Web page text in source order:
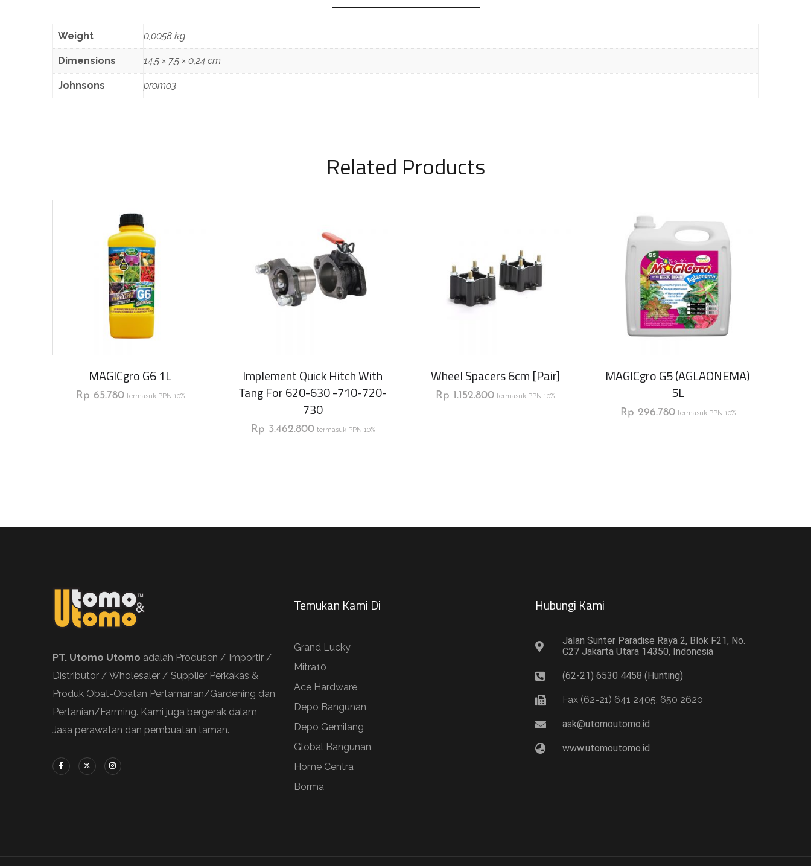
Weight 0,0058 kg
Dimensions 14,5 × 7,5 × 0,24 cm
Johnsons promo3
Related Products
MAGICgro G6 1L
Rp 65.780 termasuk PPN 10%
Implement Quick Hitch With
Tang For 620-630 -710-720-
730
Rp 3.462.800 termasuk PPN 10%
Wheel Spacers 6cm [pair]
Rp 1.152.800 termasuk PPN 10%
MAGICgro G5 (AGLAONEMA)
5L
Rp 296.780 termasuk PPN 10%
PT. Utomo Utomo adalah Produsen / Importir /
Distributor / Wholesaler / Supplier Perkakas &
Produk Obat-Obatan Pertamanan/Gardening dan
Pertanian/Farming. Kami juga bergerak dalam
Jasa perawatan dan pembuatan taman.
Temukan Kami Di
Grand Lucky
Mitra10
Ace Hardware
Depo Bangunan
Depo Gemilang
Global Bangunan
Home Centra
Borma
Hubungi Kami​
Jalan Sunter Paradise Raya 2, Blok F21, No.
C27 Jakarta Utara 14350, Indonesia
(62-21) 6530 4458 (Hunting)
Fax (62-21) 641 2405, 650 2620
ask@utomoutomo.id
www.utomoutomo.id